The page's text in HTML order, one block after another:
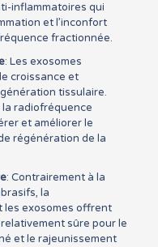
inflammatoires qui
et l’inconfort
fractionnée.
: Les exosomes
croissance et
tissulaire.
la radiofréquence
et améliorer le
régénération de la
: Contrairement à la
la
exosomes offrent
sûre pour le
et le rajeunissement